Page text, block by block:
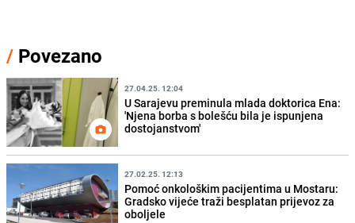
/ Povezano
27.04.25. 12:04
U Sarajevu preminula mlada doktorica Ena:
'Njena borba s bolešću bila je ispunjena
dostojanstvom'
27.02.25. 12:13
Pomoć onkološkim pacijentima u Mostaru:
Gradsko vijeće traži besplatan prijevoz za
oboljele